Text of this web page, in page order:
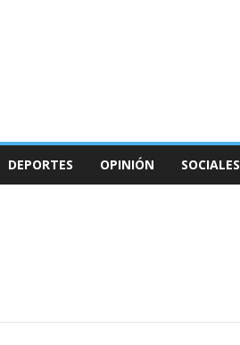
DEPORTES OPINIÓN SOCIALES